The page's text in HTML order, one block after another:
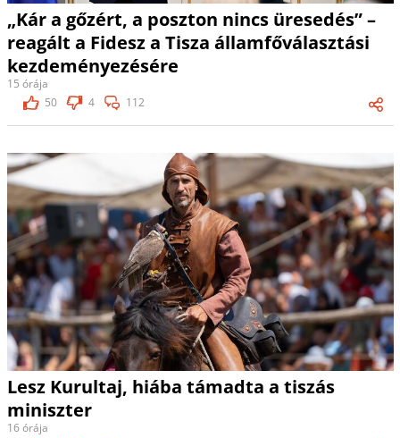
„Kár a gőzért, a poszton nincs üresedés” –
reagált a Fidesz a Tisza államfőválasztási
kezdeményezésére
15 órája
50
4 112
Lesz Kurultaj, hiába támadta a tiszás
miniszter
16 órája